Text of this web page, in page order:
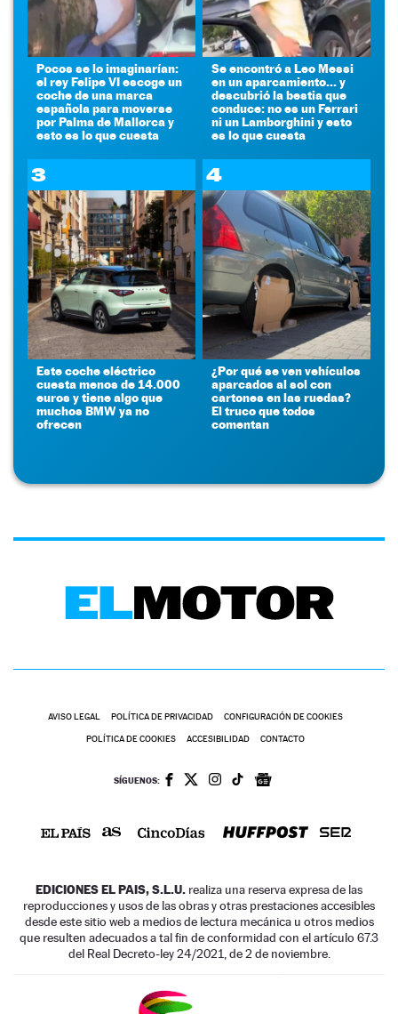
Pocos se lo imaginarían:
el rey Felipe VI escoge un
coche de una marca
española para moverse
por Palma de Mallorca y
esto es lo que cuesta
Se encontró a Leo Messi
en un aparcamiento... y
descubrió la bestia que
conduce: no es un Ferrari
ni un Lamborghini y esto
es lo que cuesta
3
Este coche eléctrico
cuesta menos de 14.000
euros y tiene algo que
muchos BMW ya no
ofrecen
4
¿Por qué se ven vehículos
aparcados al sol con
cartones en las ruedas?
El truco que todos
comentan
AVISO LEGAL POLÍTICA DE PRIVACIDAD CONFIGURACIÓN DE COOKIES
POLÍTICA DE COOKIES ACCESIBILIDAD CONTACTO
SÍGUENOS:
EDICIONES EL PAIS, S.L.U. realiza una reserva expresa de las
reproducciones y usos de las obras y otras prestaciones accesibles
desde este sitio web a medios de lectura mecánica u otros medios
que resulten adecuados a tal fin de conformidad con el artículo 67.3
del Real Decreto-ley 24/2021, de 2 de noviembre.